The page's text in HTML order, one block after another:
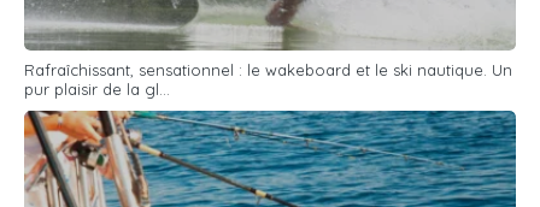
Rafraîchissant, sensationnel : le wakeboard et le ski nautique. Un
pur plaisir de la gl...